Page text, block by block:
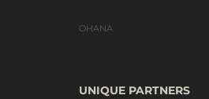
OHANA
UNIQUE PARTNERS